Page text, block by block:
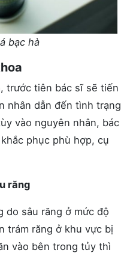
bạc hà
trước tiên bác sĩ sẽ tiến
nhân dẫn đến tình trạng
vào nguyên nhân, bác
phục phù hợp, cụ
răng
do sâu răng ở mức độ
trám răng ở khu vực bị
vào bên trong tủy thì